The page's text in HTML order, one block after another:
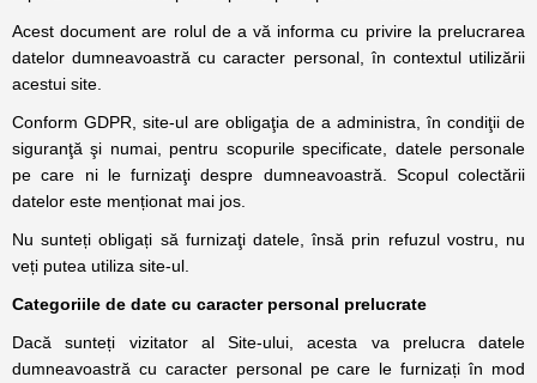
R
E
Acest document are rolul de a vă informa cu privire la prelucrarea
datelor dumneavoastră cu caracter personal, în contextul utilizării
acestui site.
Conform GDPR, site-ul are obligaţia de a administra, în condiţii de
siguranţă şi numai, pentru scopurile specificate, datele personale
pe care ni le furnizaţi despre dumneavoastră. Scopul colectării
datelor este menționat mai jos.
Nu sunteți obligați să furnizaţi datele, însă prin refuzul vostru, nu
veți putea utiliza site-ul.
Categoriile de date cu caracter personal prelucrate
Dacă sunteți vizitator al Site-ului, acesta va prelucra datele
dumneavoastră cu caracter personal pe care le furnizați în mod